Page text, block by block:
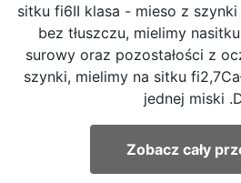
sitku fi6II klasa - mieso z
bez tłuszczu, mielimy
surowy oraz pozostałości z
szynki, mielimy na sitku
jednej miski
Zobacz cały